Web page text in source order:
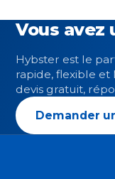
Vous avez
Hybster est le
rapide, flexible et
devis gratuit,
Demander